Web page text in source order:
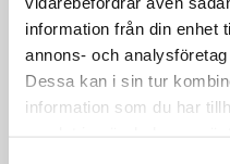
information från din enhet
annons- och
Dessa kan i sin tur
information som du har
3 skäl till att byta